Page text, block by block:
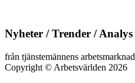
Nyheter / Trender / Analys
från tjänstemännens arbetsmarknad
Copyright © Arbetsvärlden 2026